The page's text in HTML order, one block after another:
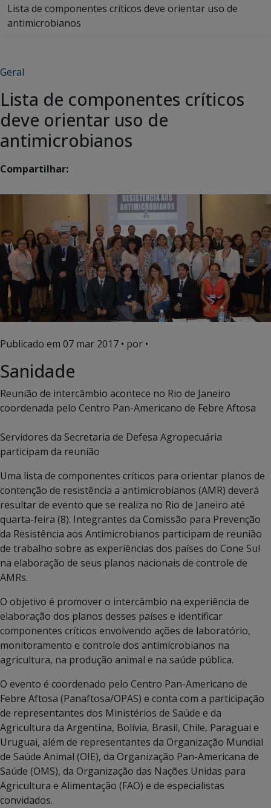
Lista de componentes críticos deve orientar uso de
antimicrobianos
Geral
Lista de componentes críticos
deve orientar uso de
antimicrobianos
Compartilhar:
Publicado em 07 mar 2017 • por •
Sanidade
Reunião de intercâmbio acontece no Rio de Janeiro
coordenada pelo Centro Pan-Americano de Febre Aftosa
Servidores da Secretaria de Defesa Agropecuária
participam da reunião
Uma lista de componentes críticos para orientar planos de
contenção de resistência a antimicrobianos (AMR) deverá
resultar de evento que se realiza no Rio de Janeiro até
quarta-feira (8). Integrantes da Comissão para Prevenção
da Resistência aos Antimicrobianos participam de reunião
de trabalho sobre as experiências dos países do Cone Sul
na elaboração de seus planos nacionais de controle de
AMRs.
O objetivo é promover o intercâmbio na experiência de
elaboração dos planos desses países e identificar
componentes críticos envolvendo ações de laboratório,
monitoramento e controle dos antimicrobianos na
agricultura, na produção animal e na saúde pública.
O evento é coordenado pelo Centro Pan-Americano de
Febre Aftosa (Panaftosa/OPAS) e conta com a participação
de representantes dos Ministérios de Saúde e da
Agricultura da Argentina, Bolívia, Brasil, Chile, Paraguai e
Uruguai, além de representantes da Organização Mundial
de Saúde Animal (OIE), da Organização Pan-Americana de
Saúde (OMS), da Organização das Nações Unidas para
Agricultura e Alimentação (FAO) e de especialistas
convidados.